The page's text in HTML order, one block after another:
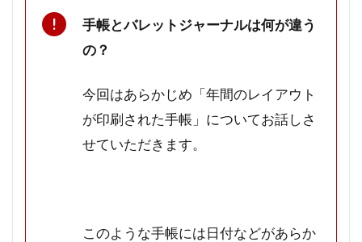
手帳とバレットジャーナルは何が違う
の？
今回はあらかじめ「年間のレイアウト
が印刷された手帳」についてお話しさ
せていただきます。
このような手帳には日付などがあらか